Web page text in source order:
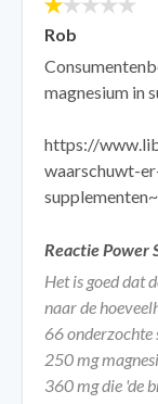
Rob
magnesium in
https://
waarschuwt-
Reactie Power
Het is goed dat
naar de
66 onderzochte
250 mg
360 mg die 'de